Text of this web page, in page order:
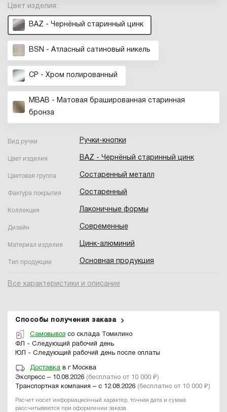
Цвет изделия:
BAZ - Чернёный старинный цинк
BSN - Атласный сатиновый никель
CP - Хром полированный
MBAB - Матовая брашированная старинная
бронза
Вид ручки Ручки-кнопки
Цвет изделия BAZ - Чернёный старинный цинк
Цветовая группа Состаренный металл
Фактура покрытия Состаренный
Коллекция Лаконичные формы
Дизайн Современные
Материал изделия Цинк-алюминий
Тип продукции Основная продукция
Все характеристики и описание
Способы получения заказа
Самовывоз со склада Томилино
ФЛ - Следующий рабочий день
ЮЛ - Следующий рабочий день после оплаты
Доставка в г Москва
Экспресс – 10.08.2026 (бесплатно от 10 000 ₽)
Транспортная компания – с 12.08.2026 (бесплатно от 10 000 ₽)
Расчет носит информационный характер, точная дата и сумма
рассчитываются при оформлении заказа.